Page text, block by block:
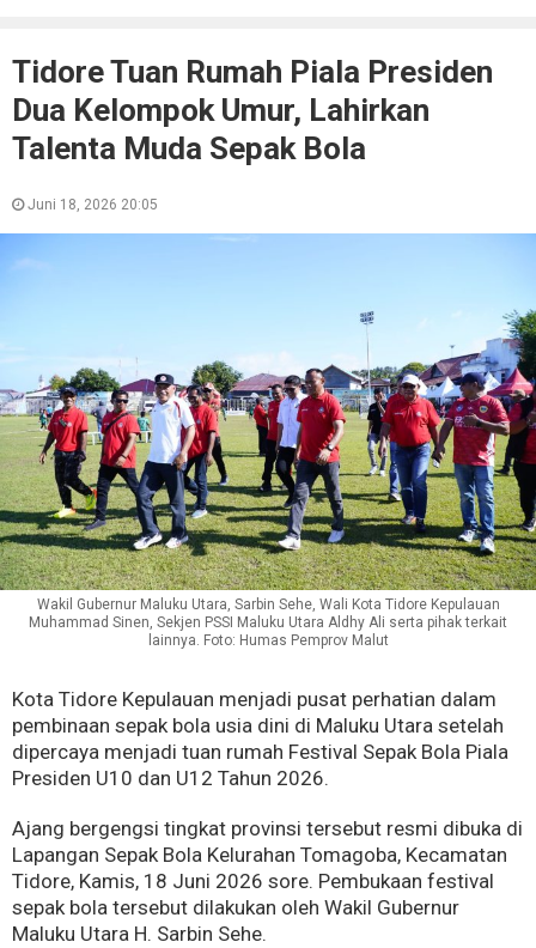
Tidore Tuan Rumah Piala Presiden
Dua Kelompok Umur, Lahirkan
Talenta Muda Sepak Bola
Juni 18, 2026 20:05
Wakil Gubernur Maluku Utara, Sarbin Sehe, Wali Kota Tidore Kepulauan
Muhammad Sinen, Sekjen PSSI Maluku Utara Aldhy Ali serta pihak terkait
lainnya. Foto: Humas Pemprov Malut
Kota Tidore Kepulauan menjadi pusat perhatian dalam
pembinaan sepak bola usia dini di Maluku Utara setelah
dipercaya menjadi tuan rumah Festival Sepak Bola Piala
Presiden U10 dan U12 Tahun 2026.
Ajang bergengsi tingkat provinsi tersebut resmi dibuka di
Lapangan Sepak Bola Kelurahan Tomagoba, Kecamatan
Tidore, Kamis, 18 Juni 2026 sore. Pembukaan festival
sepak bola tersebut dilakukan oleh Wakil Gubernur
Maluku Utara H. Sarbin Sehe.